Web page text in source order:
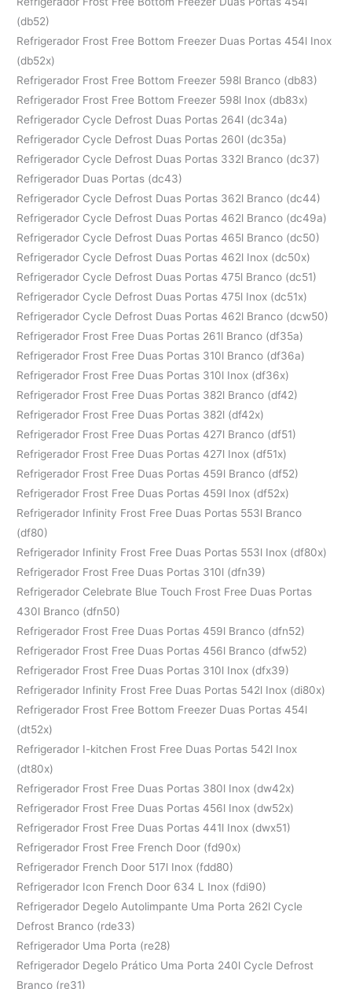
(db52)
Refrigerador Frost Free Bottom Freezer Duas Portas 454l Inox
(db52x)
Refrigerador Frost Free Bottom Freezer 598l Branco (db83)
Refrigerador Frost Free Bottom Freezer 598l Inox (db83x)
Refrigerador Cycle Defrost Duas Portas 264l (dc34a)
Refrigerador Cycle Defrost Duas Portas 260l (dc35a)
Refrigerador Cycle Defrost Duas Portas 332l Branco (dc37)
Refrigerador Duas Portas (dc43)
Refrigerador Cycle Defrost Duas Portas 362l Branco (dc44)
Refrigerador Cycle Defrost Duas Portas 462l Branco (dc49a)
Refrigerador Cycle Defrost Duas Portas 465l Branco (dc50)
Refrigerador Cycle Defrost Duas Portas 462l Inox (dc50x)
Refrigerador Cycle Defrost Duas Portas 475l Branco (dc51)
Refrigerador Cycle Defrost Duas Portas 475l Inox (dc51x)
Refrigerador Cycle Defrost Duas Portas 462l Branco (dcw50)
Refrigerador Frost Free Duas Portas 261l Branco (df35a)
Refrigerador Frost Free Duas Portas 310l Branco (df36a)
Refrigerador Frost Free Duas Portas 310l Inox (df36x)
Refrigerador Frost Free Duas Portas 382l Branco (df42)
Refrigerador Frost Free Duas Portas 382l (df42x)
Refrigerador Frost Free Duas Portas 427l Branco (df51)
Refrigerador Frost Free Duas Portas 427l Inox (df51x)
Refrigerador Frost Free Duas Portas 459l Branco (df52)
Refrigerador Frost Free Duas Portas 459l Inox (df52x)
Refrigerador Infinity Frost Free Duas Portas 553l Branco
(df80)
Refrigerador Infinity Frost Free Duas Portas 553l Inox (df80x)
Refrigerador Frost Free Duas Portas 310l (dfn39)
Refrigerador Celebrate Blue Touch Frost Free Duas Portas
430l Branco (dfn50)
Refrigerador Frost Free Duas Portas 459l Branco (dfn52)
Refrigerador Frost Free Duas Portas 456l Branco (dfw52)
Refrigerador Frost Free Duas Portas 310l Inox (dfx39)
Refrigerador Infinity Frost Free Duas Portas 542l Inox (di80x)
Refrigerador Frost Free Bottom Freezer Duas Portas 454l
(dt52x)
Refrigerador I-kitchen Frost Free Duas Portas 542l Inox
(dt80x)
Refrigerador Frost Free Duas Portas 380l Inox (dw42x)
Refrigerador Frost Free Duas Portas 456l Inox (dw52x)
Refrigerador Frost Free Duas Portas 441l Inox (dwx51)
Refrigerador Frost Free French Door (fd90x)
Refrigerador French Door 517l Inox (fdd80)
Refrigerador Icon French Door 634 L Inox (fdi90)
Refrigerador Degelo Autolimpante Uma Porta 262l Cycle
Defrost Branco (rde33)
Refrigerador Uma Porta (re28)
Refrigerador Degelo Prático Uma Porta 240l Cycle Defrost
Branco (re31)